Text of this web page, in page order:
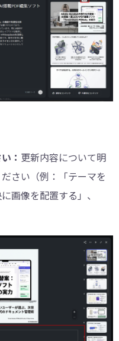
： 更新内容について明
さい（例：「テーマを
画像を配置する」、